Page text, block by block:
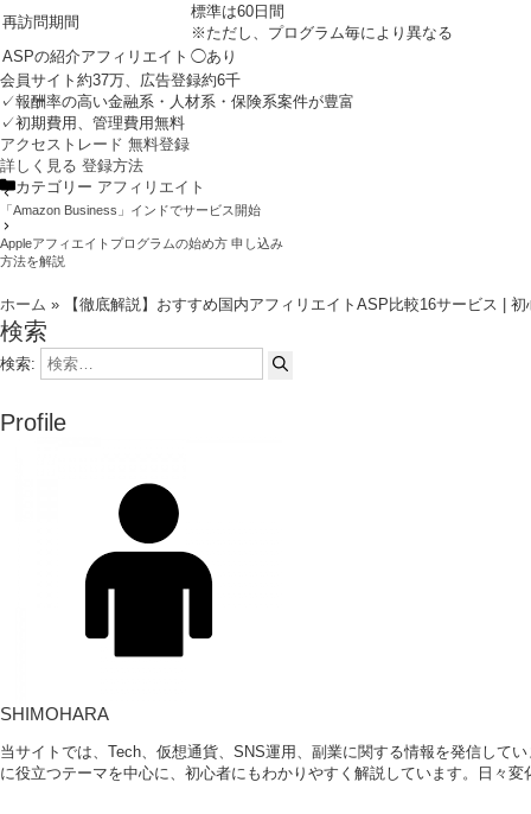
再訪問期間
標準は60日間
※ただし、プログラム毎により異なる
ASPの紹介アフィリエイト ◯あり
会員サイト約37万、広告登録約6千
✓報酬率の高い金融系・人材系・保険系案件が豊富
✓初期費用、管理費用無料
アクセストレード 無料登録
詳しく見る 登録方法
カテゴリー アフィリエイト
「Amazon Business」インドでサービス開始
Appleアフィエイトプログラムの始め方 申し込み
方法を解説
ホーム » 【徹底解説】おすすめ国内アフィリエイトASP比較16サービス |
検索
検索:
Profile
SHIMOHARA
当サイトでは、Tech、仮想通貨、SNS運用、副業に関する情報を発信して
に役立つテーマを中心に、初心者にもわかりやすく解説しています。日々